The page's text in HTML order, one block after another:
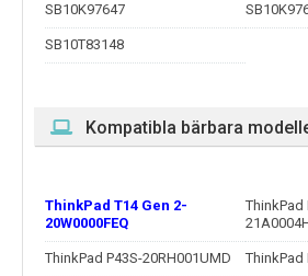
SB10K97647
SB10T83148
Kompatibla bärbara
ThinkPad T14 Gen 2-
20W0000FEQ
ThinkPad
ThinkPad P43S-20RH001UMD ThinkPad